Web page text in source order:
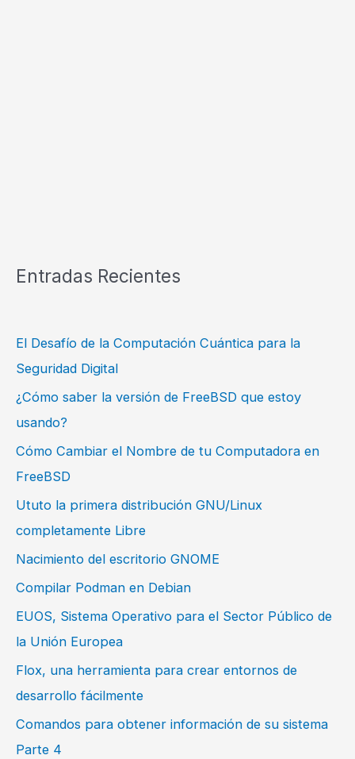
Entradas Recientes
El Desafío de la Computación Cuántica para la
Seguridad Digital
¿Cómo saber la versión de FreeBSD que estoy
usando?
Cómo Cambiar el Nombre de tu Computadora en
FreeBSD
Ututo la primera distribución GNU/Linux
completamente Libre
Nacimiento del escritorio GNOME
Compilar Podman en Debian
EUOS, Sistema Operativo para el Sector Público de
la Unión Europea
Flox, una herramienta para crear entornos de
desarrollo fácilmente
Comandos para obtener información de su sistema
Parte 4